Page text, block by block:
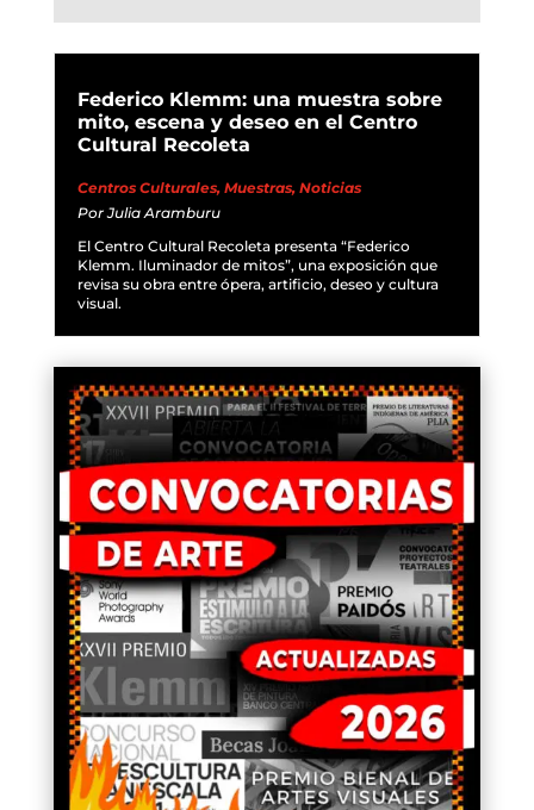
Federico Klemm: una muestra sobre
mito, escena y deseo en el Centro
Cultural Recoleta
Centros Culturales, Muestras, Noticias
PorJulia Aramburu
El Centro Cultural Recoleta presenta “Federico
Klemm. Iluminador de mitos”, una exposición que
revisa su obra entre ópera, artificio, deseo y cultura
visual.